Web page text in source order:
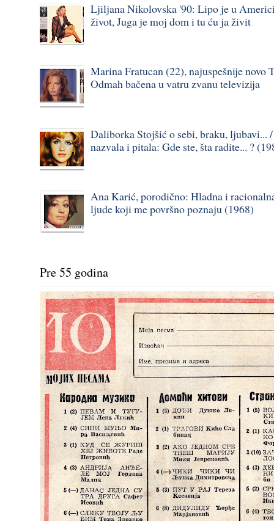
Ljiljana Nikolovska '90: Lipo je u
život, Juga je moj dom i tu ću ja živit
Marina Fratucan (22), najuspešnije novo
Odmah bačena u vatru zvanu televizija
Daliborka Stojšić o sebi, braku, ljubavi...
nazvala i pitala: Gde ste, šta radite... ?
Ana Karić, porodično: Hladna i
ljude koji me površno poznaju (1968)
Pre 55 godina